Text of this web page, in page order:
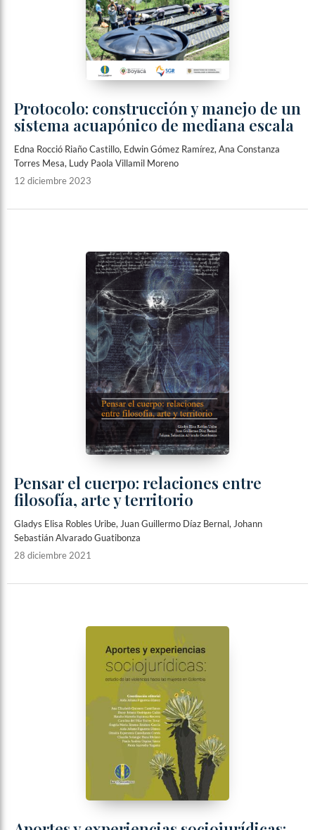
Protocolo: construcción y manejo de un
sistema acuapónico de mediana escala
Edna Rocció Riaño Castillo, Edwin Gómez Ramírez, Ana Constanza
Torres Mesa, Ludy Paola Villamil Moreno
12 diciembre 2023
Pensar el cuerpo: relaciones entre
filosofía, arte y territorio
Gladys Elisa Robles Uribe, Juan Guillermo Díaz Bernal, Johann
Sebastián Alvarado Guatibonza
28 diciembre 2021